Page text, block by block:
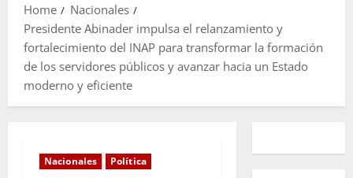
Home
Nacionales
Presidente Abinader impulsa el relanzamiento y
fortalecimiento del INAP para transformar la formación
de los servidores públicos y avanzar hacia un Estado
moderno y eficiente
Nacionales Política